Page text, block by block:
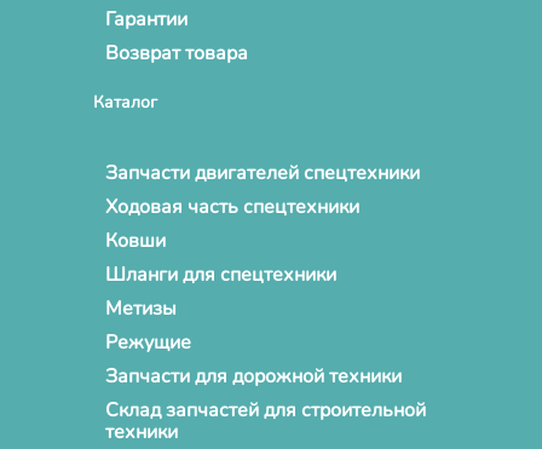
Гарантии
Возврат товара
Каталог
Запчасти двигателей спецтехники
Ходовая часть спецтехники
Ковши
Шланги для спецтехники
Метизы
Режущие
Запчасти для дорожной техники
Склад запчастей для строительной
техники